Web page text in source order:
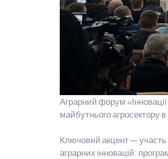
Аграрний форум
майбутнього агросектору
Ключовий акцент — участь
аграрних інновацій: